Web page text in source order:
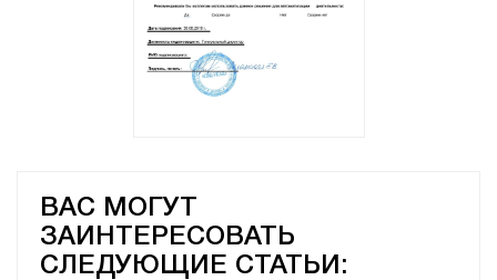
ВАС МОГУТ
ЗАИНТЕРЕСОВАТЬ
СЛЕДУЮЩИЕ СТАТЬИ: